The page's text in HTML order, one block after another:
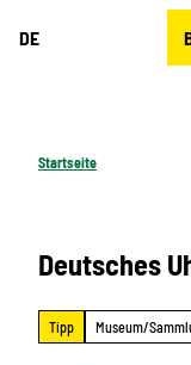
DE
Startseite
Deutsches
Tipp Museum/